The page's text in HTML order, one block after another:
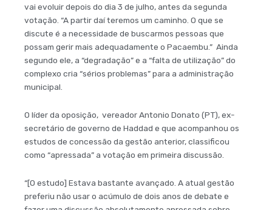
vai evoluir depois do dia 3 de julho, antes da segunda
votação. “A partir daí teremos um caminho. O que se
discute é a necessidade de buscarmos pessoas que
possam gerir mais adequadamente o Pacaembu.” Ainda
segundo ele, a “degradação” e a “falta de utilização” do
complexo cria “sérios problemas” para a administração
municipal.
O líder da oposição, vereador Antonio Donato (PT), ex-
secretário de governo de Haddad e que acompanhou os
estudos de concessão da gestão anterior, classificou
como “apressada” a votação em primeira discussão.
“[O estudo] Estava bastante avançado. A atual gestão
preferiu não usar o acúmulo de dois anos de debate e